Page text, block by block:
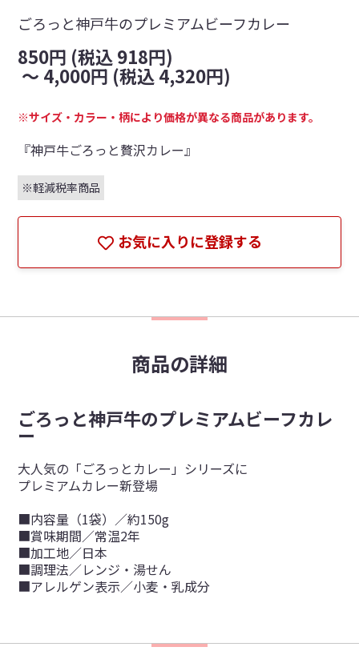
ごろっと神戸牛のプレミアムビーフカレー
850円 (税込 918円)
～ 4,000円 (税込 4,320円)
※サイズ・カラー・柄により価格が異なる商品があります。
『神戸牛ごろっと贅沢カレー』
※軽減税率商品
お気に入りに登録する
商品の詳細
ごろっと神戸牛のプレミアムビーフカレ
ー
大人気の「ごろっとカレー」シリーズに
プレミアムカレー新登場
■内容量（1袋）／約150g
■賞味期間／常温2年
■加工地／日本
■調理法／レンジ・湯せん
■アレルゲン表示／小麦・乳成分